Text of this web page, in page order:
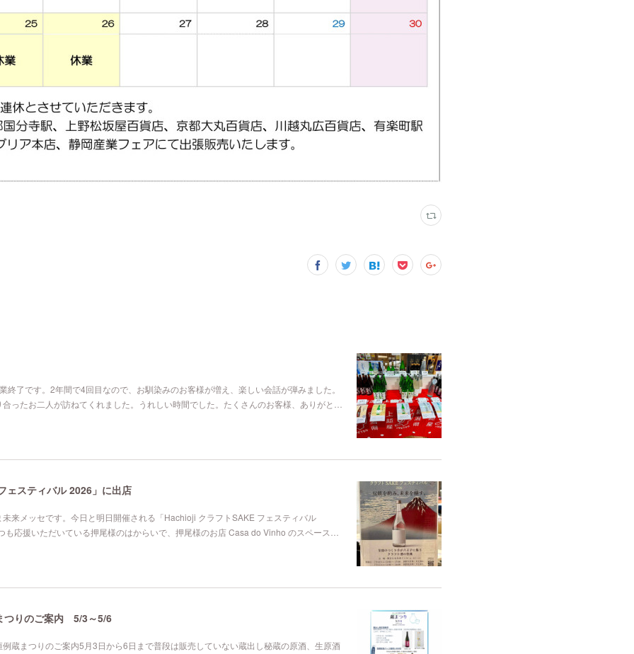
終了です。2年間で4回目なので、お馴染みのお客様が増え、楽しい会話が弾みました。
ったお二人が訪ねてくれました。うれしい時間でした。たくさんのお客様、ありがと…
スティバル 2026」に出店
来メッセです。今日と明日開催される「Hachioji クラフトSAKE フェスティバル
応援いただいている押尾様のはからいで、押尾様のお店 Casa do Vinho のスペース…
つりのご案内 5/3～5/6
蔵まつりのご案内5月3日から6日まで普段は販売していない蔵出し秘蔵の原酒、生原酒